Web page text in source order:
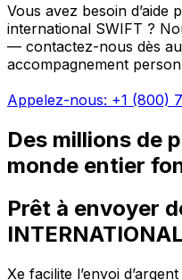
Vous avez besoin d’aide
international SWIFT ?
— contactez-nous dès
accompagnement
Appelez-nous: +1 (800)
Des millions de
monde entier
Prêt à envoyer
Xe facilite l’envoi